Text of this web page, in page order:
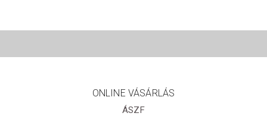
ONLINE VÁSÁRLÁS
ÁSZF